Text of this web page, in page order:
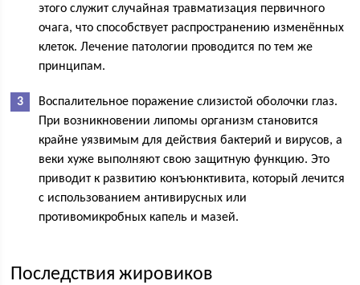
этого служит случайная травматизация первичного
очага, что способствует распространению изменённых
клеток. Лечение патологии проводится по тем же
принципам.
Воспалительное поражение слизистой оболочки глаз.
При возникновении липомы организм становится
крайне уязвимым для действия бактерий и вирусов, а
веки хуже выполняют свою защитную функцию. Это
приводит к развитию конъюнктивита, который лечится
с использованием антивирусных или
противомикробных капель и мазей.
Последствия жировиков